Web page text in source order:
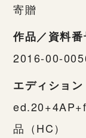
寄贈
作品／資料番
2016-00-
エディション
品（HC）